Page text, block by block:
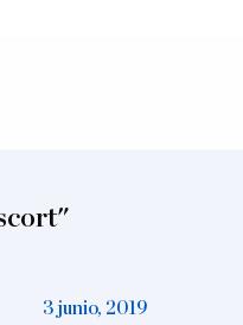
3 junio, 2019